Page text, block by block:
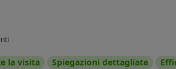
la visita Spiegazioni dettagliate